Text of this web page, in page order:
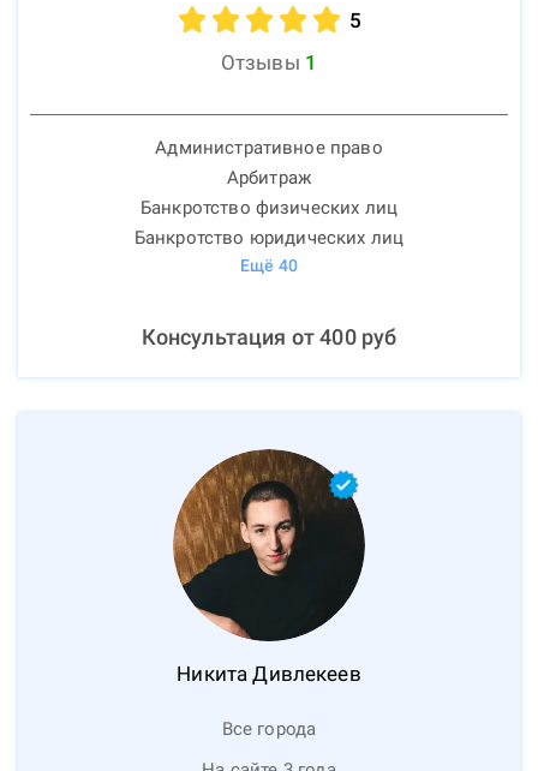
5
Отзывы 1
Административное право
Арбитраж
Банкротство физических лиц
Банкротство юридических лиц
Ещё 40
Консультация от400руб
Никита Дивлекеев
Все города